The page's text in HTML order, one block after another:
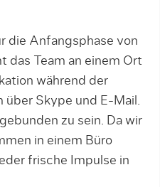
die Anfangsphase von
das Team an einem Ort
während der
über Skype und E-Mail.
zu sein. Da wir
in einem Büro
frische Impulse in